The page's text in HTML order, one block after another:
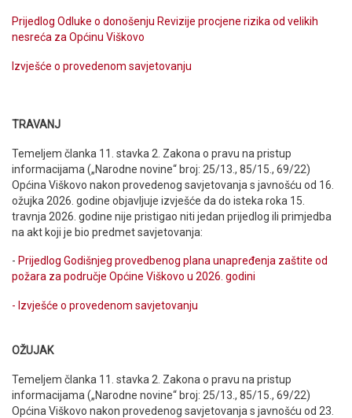
Prijedlog Odluke o donošenju Revizije procjene rizika od velikih
nesreća za Općinu Viškovo
Izvješće o provedenom savjetovanju
TRAVANJ
Temeljem članka 11. stavka 2. Zakona o pravu na pristup
informacijama („Narodne novine“ broj: 25/13., 85/15., 69/22)
Općina Viškovo nakon provedenog savjetovanja s javnošću od 16.
ožujka 2026. godine objavljuje izvješće da do isteka roka 15.
travnja 2026. godine nije pristigao niti jedan prijedlog ili primjedba
na akt koji je bio predmet savjetovanja:
- Prijedlog Godišnjeg provedbenog plana unapređenja zaštite od
požara za područje Općine Viškovo u 2026. godini
- Izvješće o provedenom savjetovanju
OŽUJAK
Temeljem članka 11. stavka 2. Zakona o pravu na pristup
informacijama („Narodne novine“ broj: 25/13., 85/15., 69/22)
Općina Viškovo nakon provedenog savjetovanja s javnošću od 23.